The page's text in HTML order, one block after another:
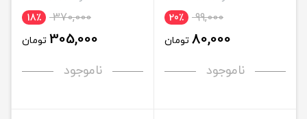
99,000 20٪
80,000 تومان
ناموجود
370,000 18٪
305,000 تومان
ناموجود